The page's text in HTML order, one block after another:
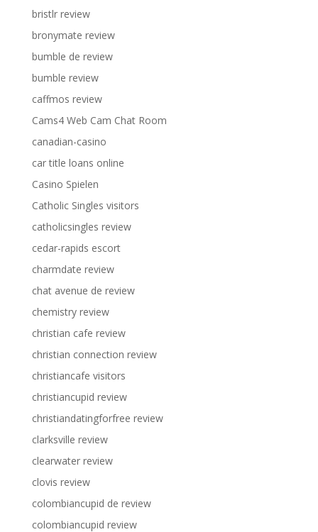
bristlr review
bronymate review
bumble de review
bumble review
caffmos review
Cams4 Web Cam Chat Room
canadian-casino
car title loans online
Casino Spielen
Catholic Singles visitors
catholicsingles review
cedar-rapids escort
charmdate review
chat avenue de review
chemistry review
christian cafe review
christian connection review
christiancafe visitors
christiancupid review
christiandatingforfree review
clarksville review
clearwater review
clovis review
colombiancupid de review
colombiancupid review